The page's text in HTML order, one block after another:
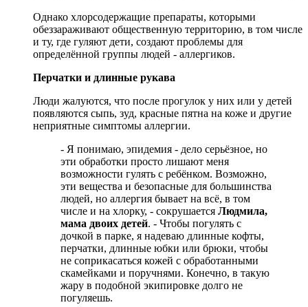
Однако хлорсодержащие препараты, которыми
обеззараживают общественную территорию, в том числе
и ту, где гуляют дети, создают проблемы для
определённой группы людей - аллергиков.
Перчатки и длинные рукава
Люди жалуются, что после прогулок у них или у детей
появляются сыпь, зуд, красные пятна на коже и другие
неприятные симптомы аллергии.
- Я понимаю, эпидемия - дело серьёзное, но
эти обработки просто лишают меня
возможности гулять с ребёнком. Возможно,
эти вещества и безопасные для большинства
людей, но аллергия бывает на всё, в том
числе и на хлорку, - сокрушается Людмила,
мама двоих детей. - Чтобы погулять с
дочкой в парке, я надеваю длинные кофты,
перчатки, длинные юбки или брюки, чтобы
не соприкасаться кожей с обработанными
скамейками и поручнями. Конечно, в такую
жару в подобной экипировке долго не
погуляешь.